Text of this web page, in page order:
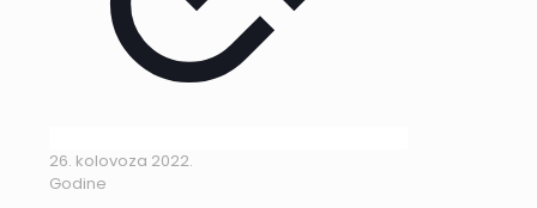
26. kolovoza 2022.
Godine